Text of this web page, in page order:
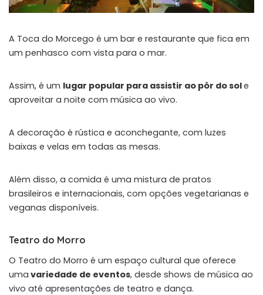
A Toca do Morcego é um bar e restaurante que fica em
um penhasco com vista para o mar.
Assim, é um lugar popular para assistir ao pôr do sole
aproveitar a noite com música ao vivo.
A decoração é rústica e aconchegante, com luzes
baixas e velas em todas as mesas.
Além disso, a comida é uma mistura de pratos
brasileiros e internacionais, com opções vegetarianas e
veganas disponíveis.
Teatro do Morro
O Teatro do Morro é um espaço cultural que oferece
uma variedade de eventos, desde shows de música ao
vivo até apresentações de teatro e dança.